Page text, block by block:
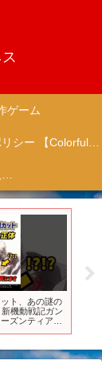
ゲーム
プライバシーポリシー 【Colorful Creation】
特定商取引法に基づく表記（商取引に関する開示）
ト、あの謎の
機動戦記ガン
ズンティアド
や